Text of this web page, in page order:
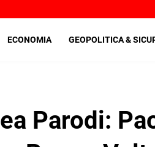
ECONOMIA GEOPOLITICA &
Parodi: